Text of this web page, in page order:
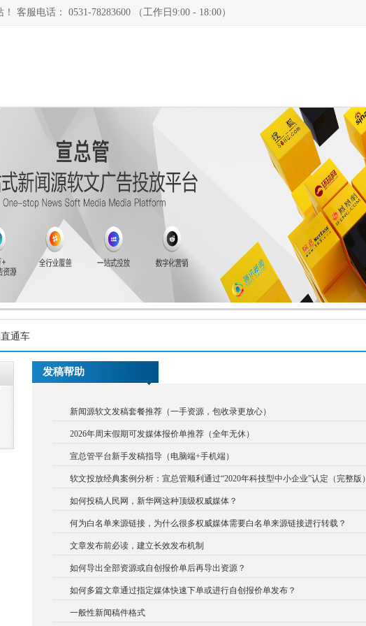
客服电话： 0531-78283600 （工作日9:00 - 18:00）
通车
发稿帮助
新闻源软文发稿套餐推荐（一手资源，包收录更放心）
2026年周末假期可发媒体报价单推荐（全年无休）
宣总管平台新手发稿指导（电脑端+手机端）
软文投放经典案例分析：宣总管顺利通过“2020年科技型中小企业”认定（完整版）
如何投稿人民网，新华网这种顶级权威媒体？
何为白名单来源链接，为什么很多权威媒体需要白名单来源链接进行转载？
文章发布前必读，建立长效发布机制
如何导出全部资源或自创报价单后再导出资源？
如何多篇文章通过指定媒体快速下单或进行自创报价单发布？
一般性新闻稿件格式